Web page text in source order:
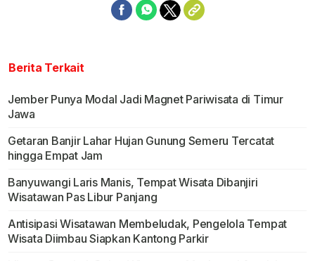
Berita Terkait
Jember Punya Modal Jadi Magnet Pariwisata di Timur
Jawa
Getaran Banjir Lahar Hujan Gunung Semeru Tercatat
hingga Empat Jam
Banyuwangi Laris Manis, Tempat Wisata Dibanjiri
Wisatawan Pas Libur Panjang
Antisipasi Wisatawan Membeludak, Pengelola Tempat
Wisata Diimbau Siapkan Kantong Parkir